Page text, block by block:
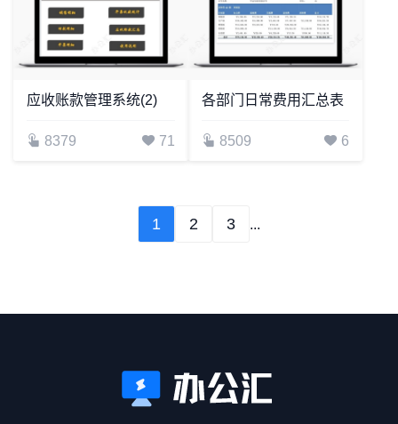
应收账款管理系统(2)
8379 71
各部门日常费用汇总表
8509 6
1 2 3 ...